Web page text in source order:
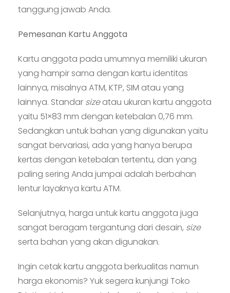
tanggung jawab Anda.
Pemesanan Kartu Anggota
Kartu anggota pada umumnya memiliki ukuran
yang hampir sama dengan kartu identitas
lainnya, misalnya ATM, KTP, SIM atau yang
lainnya. Standar sizeatau ukuran kartu anggota
yaitu 51×83 mm dengan ketebalan 0,76 mm.
Sedangkan untuk bahan yang digunakan yaitu
sangat bervariasi, ada yang hanya berupa
kertas dengan ketebalan tertentu, dan yang
paling sering Anda jumpai adalah berbahan
lentur layaknya kartu ATM.
Selanjutnya, harga untuk kartu anggota juga
sangat beragam tergantung dari desain, size
serta bahan yang akan digunakan.
Ingin cetak kartu anggota berkualitas namun
harga ekonomis? Yuk segera kunjungi Toko